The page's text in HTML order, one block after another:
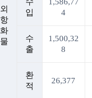
외
항
화
물
입
4
수
출
1,500,32
8
환
적
26,377